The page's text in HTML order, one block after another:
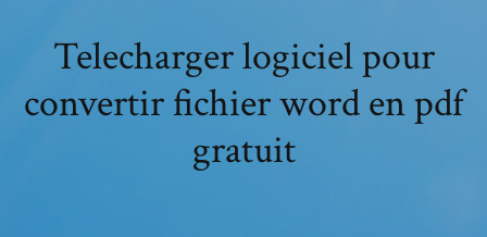
Telecharger logiciel pour
convertir fichier word en pdf
gratuit